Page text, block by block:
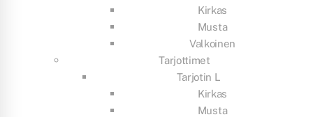
Kirkas
Musta
Valkoinen
Tarjottimet
Tarjotin L
Kirkas
Musta